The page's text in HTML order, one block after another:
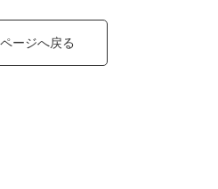
ージへ戻る